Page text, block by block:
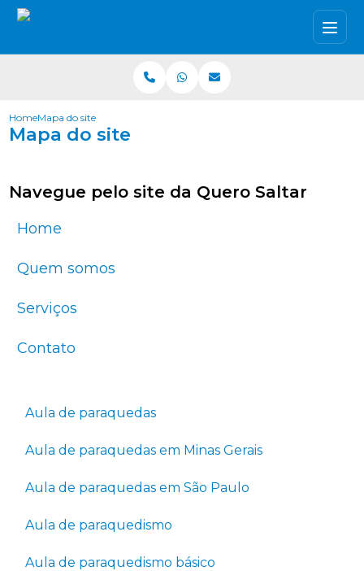
HomeMapa do site
Mapa do site
Navegue pelo site da Quero Saltar
Home
Quem somos
Serviços
Contato
Aula de paraquedas
Aula de paraquedas em Minas Gerais
Aula de paraquedas em São Paulo
Aula de paraquedismo
Aula de paraquedismo básico